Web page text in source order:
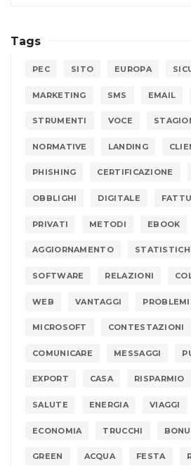
Tags
PEC SITO EUROPA
MARKETING SMS EMAIL
STRUMENTI VOCE
NORMATIVE LANDING
PHISHING CERTIFICAZIONE
OBBLIGHI DIGITALE
PRIVATI METODI EBOOK
AGGIORNAMENTO
SOFTWARE RELAZIONI
WEB VANTAGGI PROBLEMI
MICROSOFT CONTESTAZIONI
COMUNICARE MESSAGGI
EXPORT CASA RISPARMIO
SALUTE ENERGIA VIAGGI
ECONOMIA TRUCCHI
GREEN ACQUA FESTA